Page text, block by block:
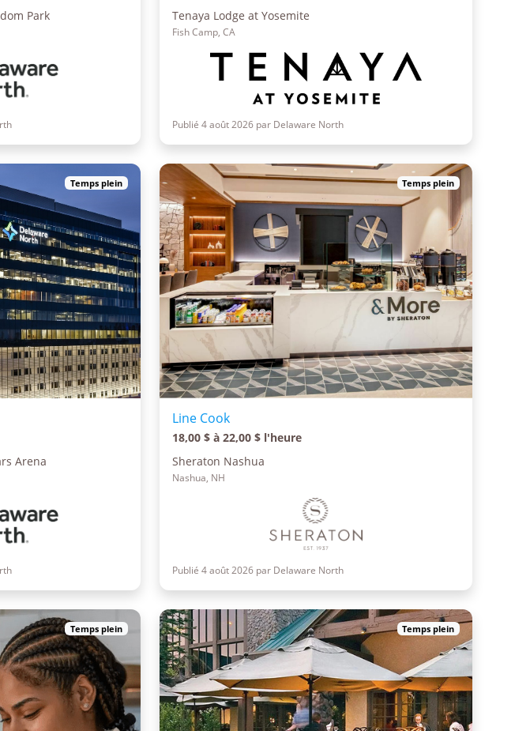
Park
Tenaya Lodge at Yosemite
Fish Camp, CA
Publié 4 août 2026 par Delaware North
Temps plein
Arena
Temps plein
Line Cook
18,00 $ à 22,00 $ l'heure
Sheraton Nashua
Nashua, NH
Publié 4 août 2026 par Delaware North
Temps plein Temps plein